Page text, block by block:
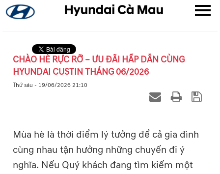
CHÀO HÈ RỰC RỠ – ƯU ĐÃI HẤP DẪN CÙNG
HYUNDAI CUSTIN THÁNG 06/2026
Thứ sáu - 19/06/2026 21:10
Mùa hè là thời điểm lý tưởng để cả gia đình
cùng nhau tận hưởng những chuyến đi ý
nghĩa. Nếu Quý khách đang tìm kiếm một